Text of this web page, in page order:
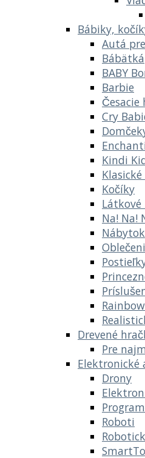
Bábiky,
Autá
Bábätká
BABY
Barbie
Česacie
Cry
Kindi
Kočíky
Na! Na!
Nábytok
Drevené
Pre
Elektronické
Drony
Roboti